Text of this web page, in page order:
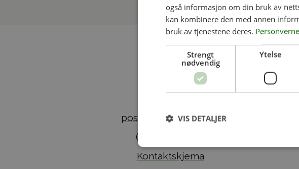
post@legegaarden.no
(+47) 413 64 345
Kontaktskjema
også informasjon om din bruk av
kan kombinere den med annen
bruk av tjenestene deres.
Strengt
nødvendig
Ytelse
VIS DETALJER